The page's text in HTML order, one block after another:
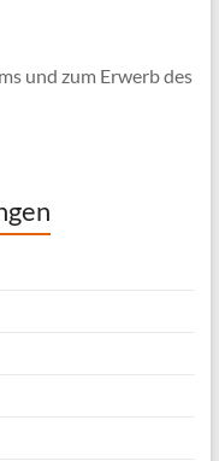
und zum Erwerb des